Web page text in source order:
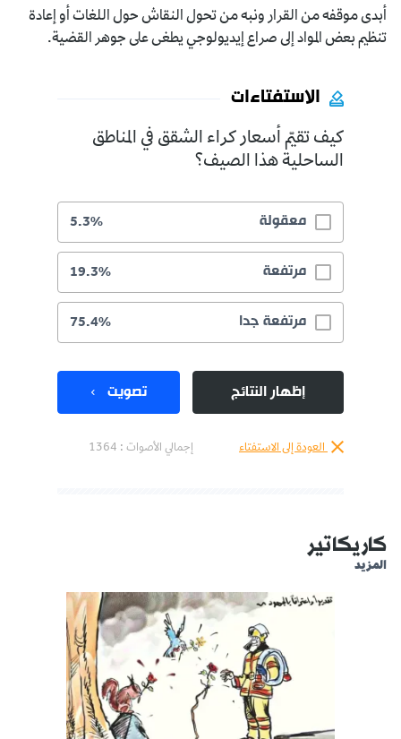
أبدى موقفه من القرار ونبه من تحول النقاش حول اللغات أو إعادة
تنظيم بعض المواد إلى صراع إيديولوجي يطغى على جوهر القضية.
الاستفتاءات
كيف تقيّم أسعار كراء الشقق في المناطق
الساحلية هذا الصيف؟
معقولة 5.3%
مرتفعة 19.3%
مرتفعة جدا 75.4%
إظهار النتائج تصويت
العودة إلى الاستفتاء إجمالي الأصوات : 1364
كاريكاتير
المزيد